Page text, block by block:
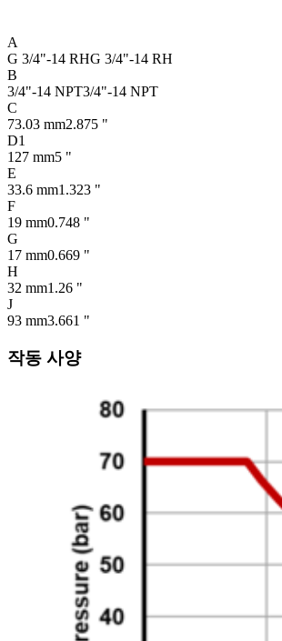
A
G 3/4"-14 RHG 3/4"-14 RH
B
3/4"-14 NPT3/4"-14 NPT
C
73.03 mm2.875 "
D1
127 mm5 "
E
33.6 mm1.323 "
F
19 mm0.748 "
G
17 mm0.669 "
H
32 mm1.26 "
J
93 mm3.661 "
작동 사양